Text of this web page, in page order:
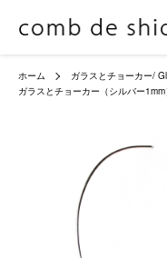
ホーム
ガラスとチョーカー/
ガラスとチョーカー（シルバー1mm